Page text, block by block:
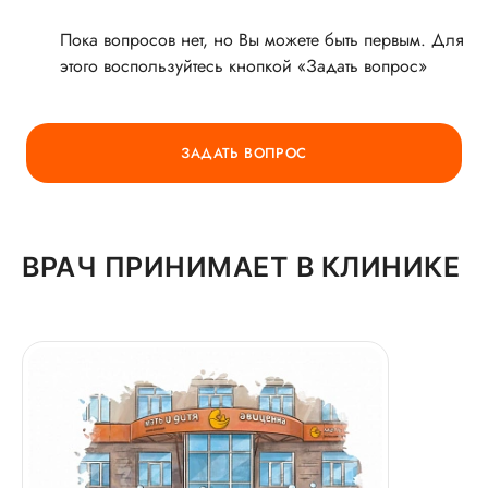
ГОРЯЧАЯ ЛИНИЯ КАЧЕСТВА
Пока вопросов нет, но Вы можете быть первым. Для
этого воспользуйтесь кнопкой «Задать вопрос»
ЗАДАТЬ ВОПРОС
ВРАЧ ПРИНИМАЕТ В КЛИНИКЕ